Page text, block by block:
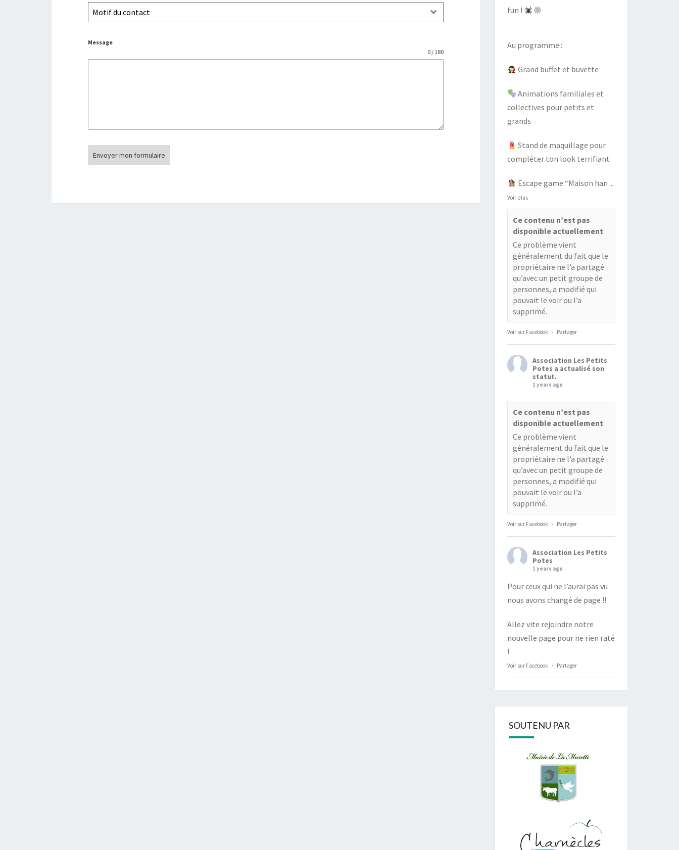
Motif du contact
Message
0 / 180
Envoyer mon formulaire
fun !
Au programme :
Grand buffet et buvette
Animations familiales et
collectives pour petits et
grands
Stand de maquillage pour
compléter ton look terrifiant
Escape game “Maison han ...
Voir plus
Ce contenu n’est pas
disponible actuellement
Ce problème vient
généralement du fait que le
propriétaire ne l’a partagé
qu’avec un petit groupe de
personnes, a modifié qui
pouvait le voir ou l’a
supprimé.
Voir sur Facebook · Partager
Association Les Petits
Potes a actualisé son
statut.
1 years ago
Ce contenu n’est pas
disponible actuellement
Ce problème vient
généralement du fait que le
propriétaire ne l’a partagé
qu’avec un petit groupe de
personnes, a modifié qui
pouvait le voir ou l’a
supprimé.
Voir sur Facebook · Partager
Association Les Petits
Potes
1 years ago
Pour ceux qui ne l’aurai pas vu
nous avons changé de page !!
Allez vite rejoindre notre
nouvelle page pour ne rien raté
!
Voir sur Facebook · Partager
SOUTENU PAR